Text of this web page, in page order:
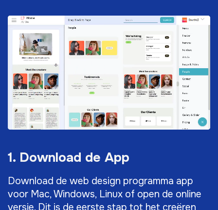
1. Download de App
Download de web design programma app
voor Mac, Windows, Linux of open de online
versie. Dit is de eerste stap tot het creëren